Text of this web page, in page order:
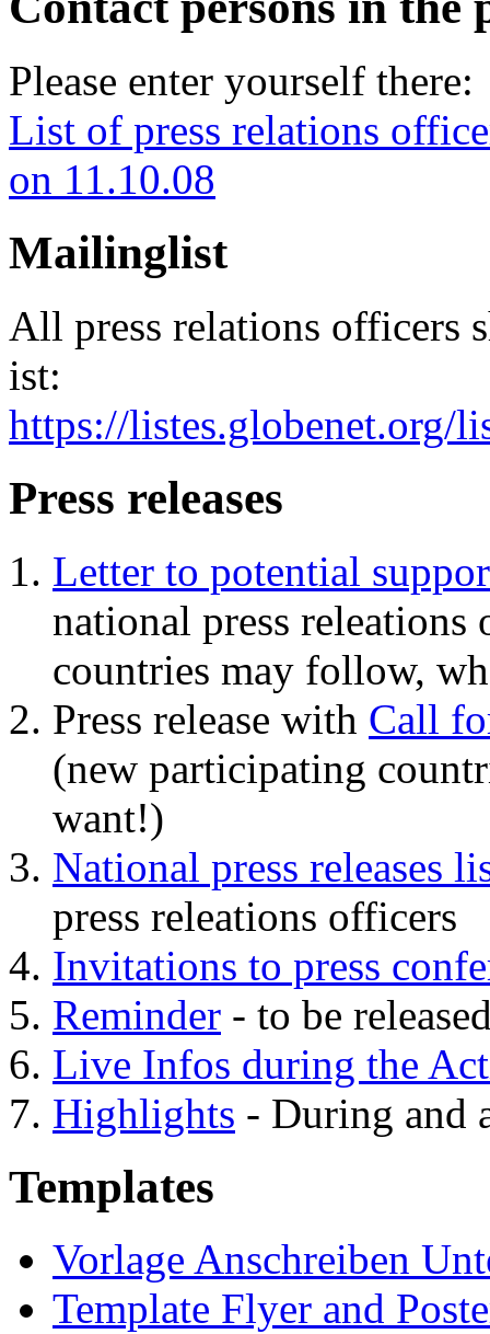
Please enter yourself there:
List of press relations
on 11.10.08
Mailinglist
All press relations officers
ist:
https://listes.globenet.org/
Press releases
Letter to potential
national press
countries may follow,
Press release with Call
(new participating
want!)
National press releases
press releations officers
Invitations to press
Reminder - to be
Live Infos during the
Highlights - During and
Templates
Vorlage Anschreiben
Template Flyer and